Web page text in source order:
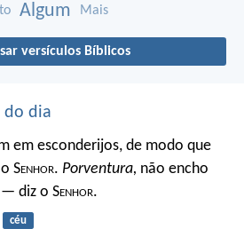
Algum Mais
versículos Bíblicos
do dia
em esconderijos, de modo que
Senhor. Porventura, não encho
diz o Senhor.
céu